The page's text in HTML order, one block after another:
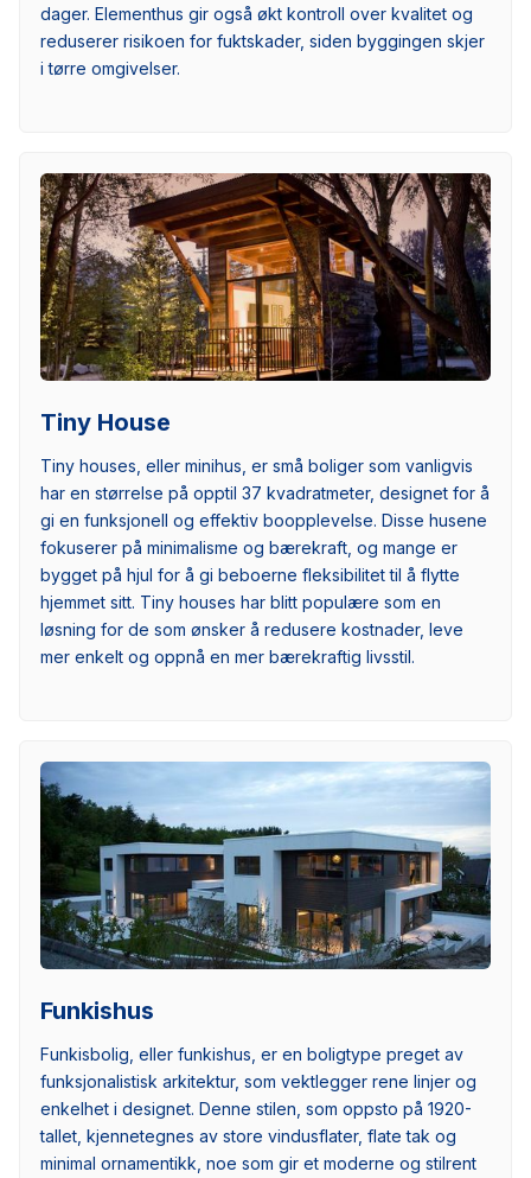
dager. Elementhus gir også økt kontroll over kvalitet og
reduserer risikoen for fuktskader, siden byggingen skjer
i tørre omgivelser.
Tiny House
Tiny houses, eller minihus, er små boliger som vanligvis
har en størrelse på opptil 37 kvadratmeter, designet for å
gi en funksjonell og effektiv boopplevelse. Disse husene
fokuserer på minimalisme og bærekraft, og mange er
bygget på hjul for å gi beboerne fleksibilitet til å flytte
hjemmet sitt. Tiny houses har blitt populære som en
løsning for de som ønsker å redusere kostnader, leve
mer enkelt og oppnå en mer bærekraftig livsstil.
Funkishus
Funkisbolig, eller funkishus, er en boligtype preget av
funksjonalistisk arkitektur, som vektlegger rene linjer og
enkelhet i designet. Denne stilen, som oppsto på 1920-
tallet, kjennetegnes av store vindusflater, flate tak og
minimal ornamentikk, noe som gir et moderne og stilrent